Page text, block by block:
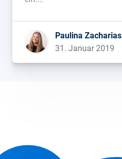
Paulina Zacharias
31. Januar 2019